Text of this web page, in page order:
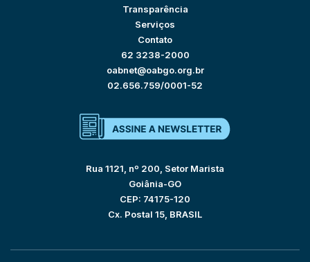
Transparência
Serviços
Contato
62 3238-2000
oabnet@oabgo.org.br
02.656.759/0001-52
Rua 1121, nº 200, Setor Marista
Goiânia-GO
CEP: 74175-120
Cx. Postal 15, BRASIL